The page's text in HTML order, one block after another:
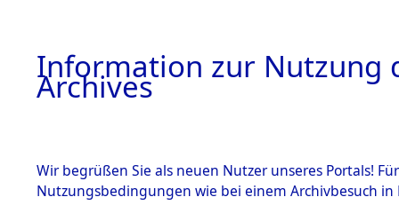
Information zur Nutzung
Archives
Wir begrüßen Sie als neuen Nutzer unseres Portals!
Nutzungsbedingungen wie bei einem Archivbesuch